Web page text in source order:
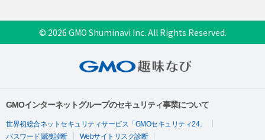
© 2026 GMO Shuminavi Inc. All Rights Reserved.